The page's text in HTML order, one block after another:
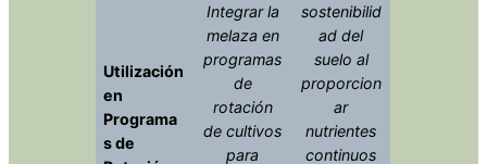
Utilización
en
Programa
s de
Integrar la
melaza en
programas
de
rotación
de cultivos
para
sostenibilid
ad del
suelo al
proporcion
ar
nutrientes
continuos